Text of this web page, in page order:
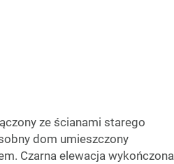
ze ścianami starego
dom umieszczony
Czarna elewacja wykończona